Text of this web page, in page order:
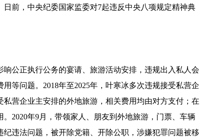
前，中央纪委国家监委对7起违反中央八项规定精神典
公正执行公务的宴请、旅游活动安排，违规出入私人会
等问题。2018年至2025年，叶寒冰多次违规接受私营企
营企业主安排的外地旅游，相关费用均由对方支付；在
2020年9月，带领家人、朋友到外地旅游，门票、车辆
违法问题，被开除党籍、开除公职，涉嫌犯罪问题被移